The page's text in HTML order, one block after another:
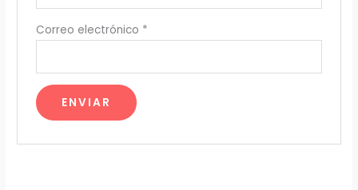
Correo electrónico *